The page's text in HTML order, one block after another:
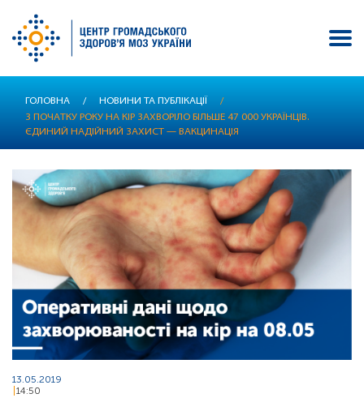
основного
ГОЛОВНА / НОВИНИ ТА ПУБЛІКАЦІЇ
/
З ПОЧАТКУ РОКУ НА КІР ЗАХВОРІЛО БІЛЬШЕ 47 000 УКРАЇНЦІВ.
ЄДИНИЙ НАДІЙНИЙ ЗАХИСТ — ВАКЦИНАЦІЯ
13.05.2019
14:50